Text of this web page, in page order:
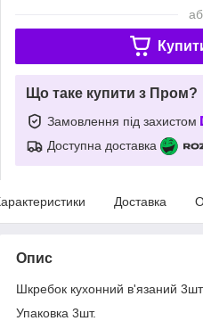
Що таке купити з Пром?
Замовлення під захистом
Доступна доставка
Доставка
Опис
Шкребок кухонний в'язаний 3шт
Упаковка 3шт.